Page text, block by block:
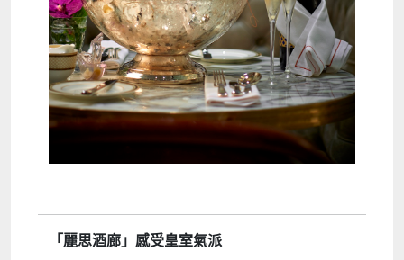
「麗思酒廊」感受皇室氣派